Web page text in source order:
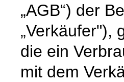
„AGB“) der
„Verkäufer"),
die ein
mit dem